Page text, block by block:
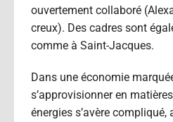
ouvertement collaboré
creux). Des cadres sont
comme à Saint-Jacques.
Dans une économie
s’approvisionner en
énergies s’avère compliqué,